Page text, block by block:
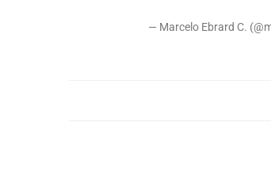
— Marcelo Ebrard C.